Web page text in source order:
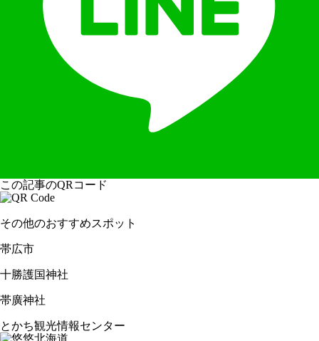
この記事のQRコード
その他のおすすめスポット
帯広市
十勝護国神社
帯廣神社
とかち観光情報センター